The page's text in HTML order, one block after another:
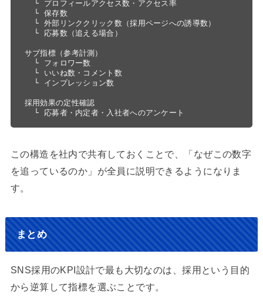
サブ指標（参考計測）
採用効果の定性確認
  └ 応募者・内定者・入社者へのアンケート
この構造を社内で共有しておくことで、「なぜこの数字
を追っているのか」が全員に説明できるようになりま
す。
まとめ
SNS採用のKPI設計で最も大切なのは、採用という目的
から逆算して指標を選ぶことです。